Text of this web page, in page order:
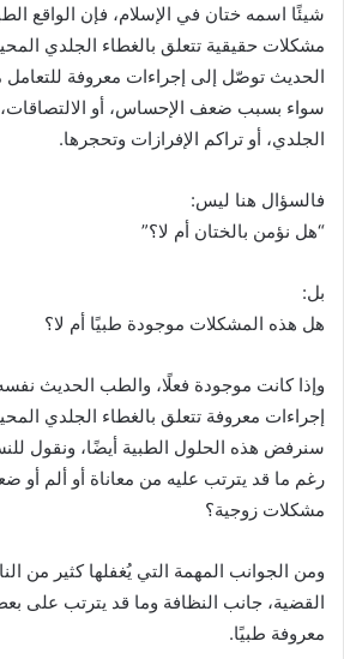
شيئًا اسمه ختان في الإسلام، فإن الواقع
مشكلات حقيقية تتعلق بالغطاء الجلدي
الحديث توصّل إلى إجراءات معروفة
سواء بسبب ضعف الإحساس، أو
الجلدي، أو تراكم الإفرازات وتحجرها.
فالسؤال هنا ليس:
“هل نؤمن بالختان أم لا؟”
بل:
هل هذه المشكلات موجودة طبيًا أم لا؟
وإذا كانت موجودة فعلًا، والطب الحديث
إجراءات معروفة تتعلق بالغطاء الجلدي
سنرفض هذه الحلول الطبية أيضًا، ونقول
رغم ما قد يترتب عليه من معاناة أو ألم
مشكلات زوجية؟
ومن الجوانب المهمة التي يُغفلها كثير من
القضية، جانب النظافة وما قد يترتب على
معروفة طبيًا.